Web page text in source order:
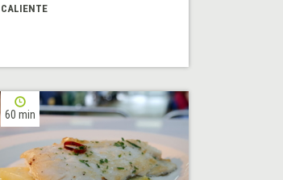
CALIENTE
60 min